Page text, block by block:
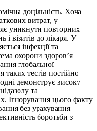
доцільність. Хоча
витрат, у
уникнути повторних
і візитів до лікаря. У
інфекції та
охорони здоров’я
глобальної
таких тестів постійно
демонструє високу
та
Ігнорування цього факту
без урахування
боротьби з